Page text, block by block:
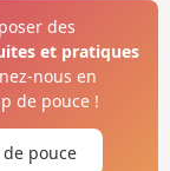
des
et pratiques
nous en
de pouce !
pouce